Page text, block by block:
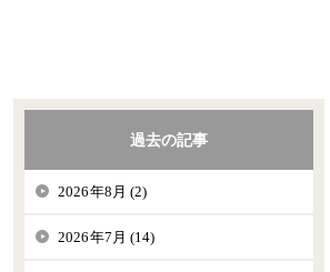
過去の記事
2026年8月 (2)
2026年7月 (14)